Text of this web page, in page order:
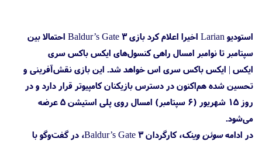
استودیو Larian اخیرا اعلام کرد بازی Baldur’s Gate 3 احتمالا بین
سپتامبر تا نوامبر امسال راهی کنسول‌های ایکس باکس سری
ایکس | ایکس باکس سری اس خواهد شد. این بازی نقش‌آفرینی و
تحسین شده هم‌اکنون در دسترس بازیکنان کامپیوتر قرار دارد و در
روز ۱۵ شهریور (۶ سپتامبر) امسال روی پلی استیشن 5 عرضه
می‌شود.
در ادامهسوئن وینک
، کارگردان Baldur’s Gate 3، در گفت‌وگو با